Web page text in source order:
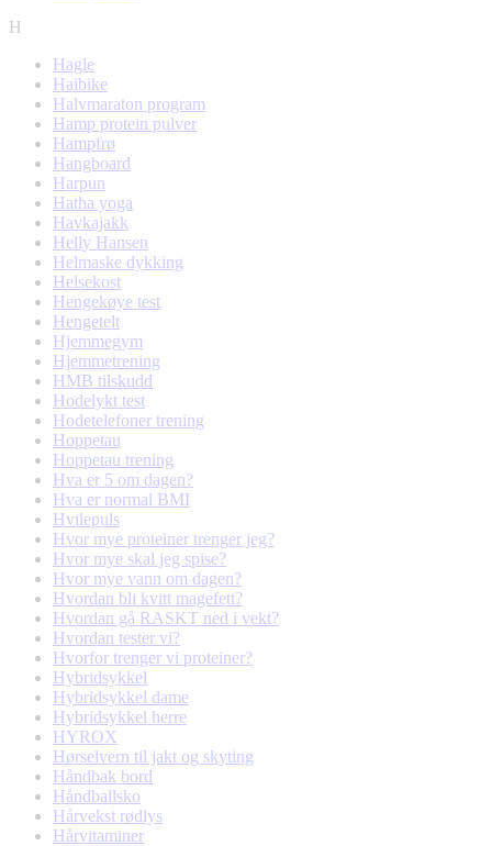
H
Hagle
Haibike
Halvmaraton program
Hamp protein pulver
Hampfrø
Hangboard
Harpun
Hatha yoga
Havkajakk
Helly Hansen
Helmaske dykking
Helsekost
Hengekøye test
Hengetelt
Hjemmegym
Hjemmetrening
HMB tilskudd
Hodelykt test
Hodetelefoner trening
Hoppetau
Hoppetau trening
Hva er 5 om dagen?
Hva er normal BMI
Hvilepuls
Hvor mye proteiner trenger jeg?
Hvor mye skal jeg spise?
Hvor mye vann om dagen?
Hvordan bli kvitt magefett?
Hvordan gå RASKT ned i vekt?
Hvordan tester vi?
Hvorfor trenger vi proteiner?
Hybridsykkel
Hybridsykkel dame
Hybridsykkel herre
HYROX
Hørselvern til jakt og skyting
Håndbak bord
Håndballsko
Hårvekst rødlys
Hårvitaminer